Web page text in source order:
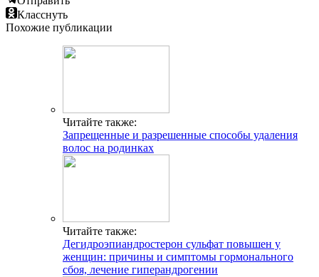
Класснуть
Похожие публикации
Читайте также:
Запрещенные и разрешенные способы удаления
волос на родинках
Читайте также:
Дегидроэпиандростерон сульфат повышен у
женщин: причины и симптомы гормонального
сбоя, лечение гиперандрогении